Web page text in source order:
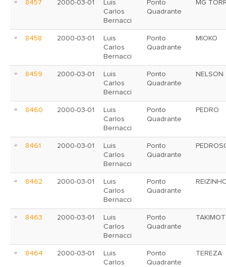
8457 2000-03-01
Luis
Carlos
Bernacci
Ponto
Quadrante
MG
8458 2000-03-01
Luis
Carlos
Bernacci
Ponto
Quadrante
MIOKO
8459 2000-03-01
Luis
Carlos
Bernacci
Ponto
Quadrante
NELSON
8460 2000-03-01
Luis
Carlos
Bernacci
Ponto
Quadrante
PEDRO
8461 2000-03-01
Luis
Carlos
Bernacci
Ponto
Quadrante
8462 2000-03-01
Luis
Carlos
Bernacci
Ponto
Quadrante
8463 2000-03-01
Luis
Carlos
Bernacci
Ponto
Quadrante
8464 2000-03-01
Luis
Carlos
Ponto
Quadrante
TEREZA